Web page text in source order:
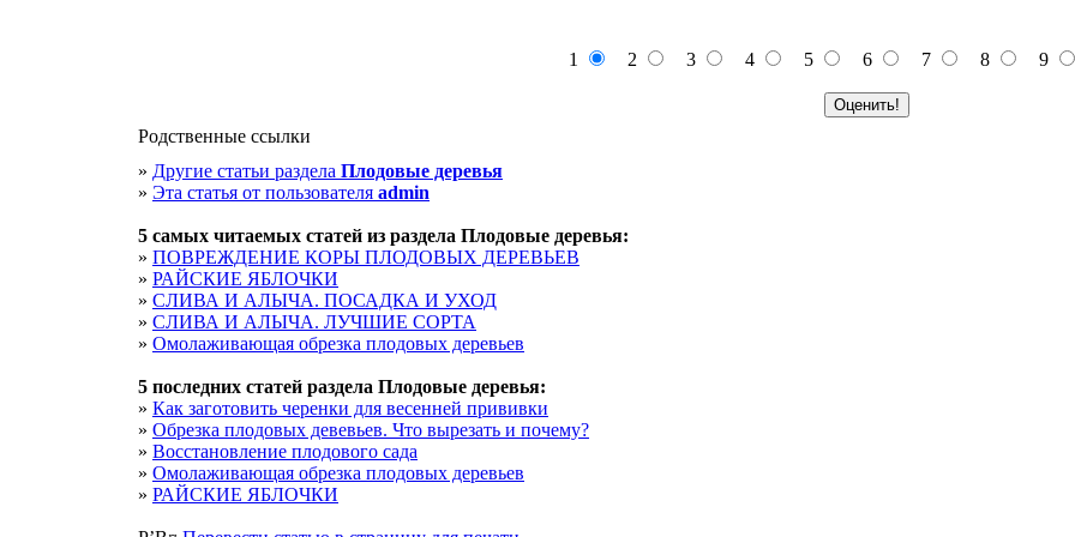
1 2 3 4 5 6 7 8 9
Родственные ссылки
» Другие статьи раздела Плодовые деревья
» Эта статья от пользователя admin
5 cамых читаемых статей из раздела Плодовые деревья:
» ПОВРЕЖДЕНИЕ КОРЫ ПЛОДОВЫХ ДЕРЕВЬЕВ
» РАЙСКИЕ ЯБЛОЧКИ
» СЛИВА И АЛЫЧА. ПОСАДКА И УХОД
» СЛИВА И АЛЫЧА. ЛУЧШИЕ СОРТА
» Омолаживающая обрезка плодовых деревьев
5 последних статей раздела Плодовые деревья:
» Как заготовить черенки для весенней прививки
» Обрезка плодовых девевьев. Что вырезать и почему?
» Восстановление плодового сада
» Омолаживающая обрезка плодовых деревьев
» РАЙСКИЕ ЯБЛОЧКИ